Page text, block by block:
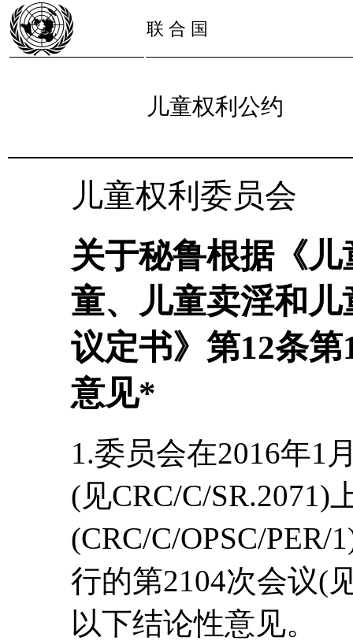
联 合 国
儿童权利公约
儿童权利委员会
关于秘鲁根据《
童、儿童卖淫和
议定书》第12条
意见*
1.委员会在2016年1
(见CRC/C/SR.2071)
(CRC/C/OPSC/PER/
行的第2104次会议(
以下结论性意见。